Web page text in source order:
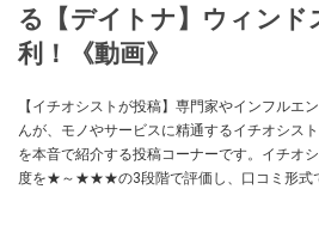
る【デイトナ】ウィンド
利！《動画》
【イチオシストが投稿】専門家やインフルエ
んが、モノやサービスに精通するイチオシス
を本音で紹介する投稿コーナーです。イチオ
度を★～★★★の3段階で評価し、口コミ形式
ってよかった！」に出会えるかも？ 買い物の